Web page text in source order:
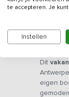
Dit
eigen
te accepteren. Je
Instellen